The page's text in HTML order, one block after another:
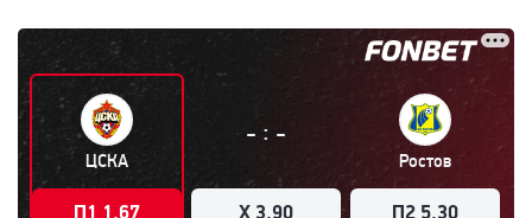
ЦСКА
П1 1.67
- : -
X 3.90
Ростов
П2 5.30